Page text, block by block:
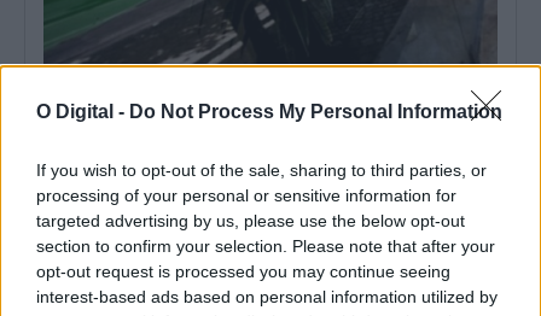
O Digital - Do Not Process My Personal Information
If you wish to opt-out of the sale, sharing to third parties, or
processing of your personal or sensitive information for
targeted advertising by us, please use the below opt-out
section to confirm your selection. Please note that after your
opt-out request is processed you may continue seeing
interest-based ads based on personal information utilized by
Desemprego no Alentejo diminuiu 22,5% no primeiro semestre
de 2026: conheça os dados por concelho
6 Agosto, 2026 - 11:21